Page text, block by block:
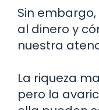
Sin
al dinero y
nuestra
La riqueza
pero la